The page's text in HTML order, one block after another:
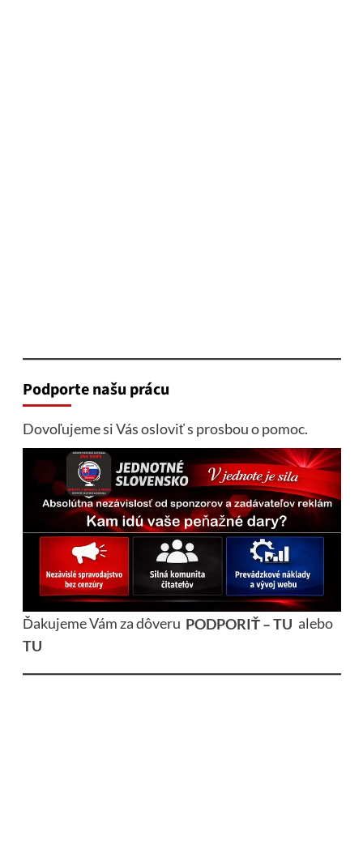
Podporte našu prácu
Dovoľujeme si Vás osloviť s prosbou o pomoc.
Ďakujeme Vám za dôveru PODPORIŤ – TU alebo
TU